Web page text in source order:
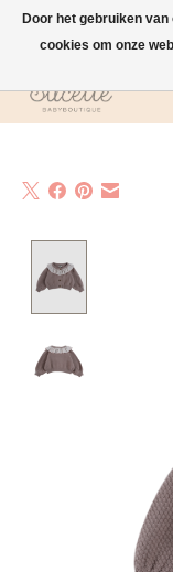
GRATIS verzending vanaf
Door het gebruiken
cookies om onze